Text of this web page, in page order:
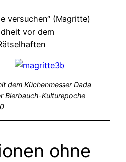
versuchen“ (Magritte)
vor dem
dem Küchenmesser Dada
Bierbauch-Kulturepoche
ohne